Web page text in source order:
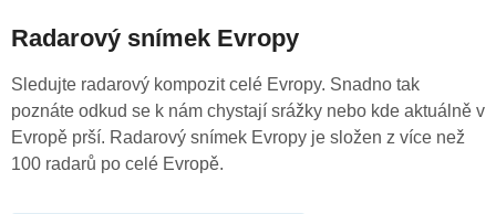
Radarový snímek Evropy
Sledujte radarový kompozit celé Evropy. Snadno tak
poznáte odkud se k nám chystají srážky nebo kde aktuálně v
Evropě prší. Radarový snímek Evropy je složen z více než
100 radarů po celé Evropě.